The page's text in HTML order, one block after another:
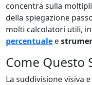
concentra sulla
della spiegazione
molti calcolatori utili,
percentuale e
Come Questo
La suddivisione visiva